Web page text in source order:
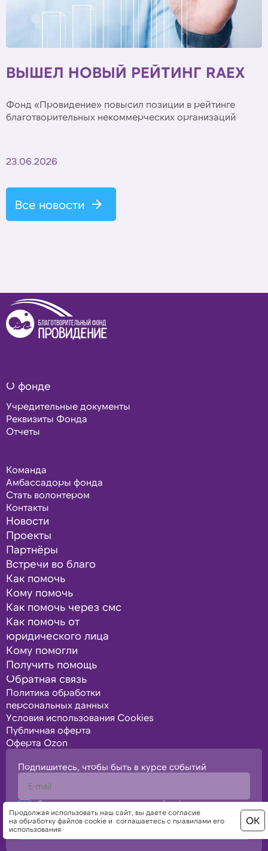
ВЫШЕЛ НОВЫЙ РЕЙТИНГ RAEX
Фонд «Провидение» повысил позиции в рейтинге
благотворительных некоммерческих организаций
23.06.2026
Все новости
Продолжая использовать наш сайт, вы даете согласие
на обработку файлов cookie и соглашаетесь с правилами его
использования
ОК
О фонде
Учредительные документы
Реквизиты Фонда
Отчеты
Команда
Амбассадоры фонда
Стать волонтером
Контакты
Новости
Проекты
Партнёры
Встречи во благо
Как помочь
Кому помочь
Как помочь через смс
Как помочь от
юридического лица
Кому помогли
Получить помощь
Обратная связь
Политика обработки
персональных данных
Условия использования Cookies
Публичная оферта
Оферта Ozon
Подпишитесь, чтобы быть в курсе событий
Я подтверждаю свое согласие с политикой конфиденциальности,
политикой обработки персональных данных
Отправить